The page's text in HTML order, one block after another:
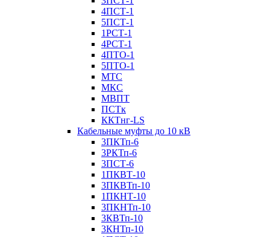
4ПСТ-1
5ПСТ-1
1РСТ-1
4РСТ-1
4ПТО-1
5ПТО-1
МТС
МКС
МВПТ
ПСТк
ККТнг-LS
Кабельные муфты до 10 кВ
3ПКТп-6
3РКТп-6
3ПСТ-6
1ПКВТ-10
3ПКВТп-10
1ПКНТ-10
3ПКНТп-10
3КВТп-10
3КНТп-10